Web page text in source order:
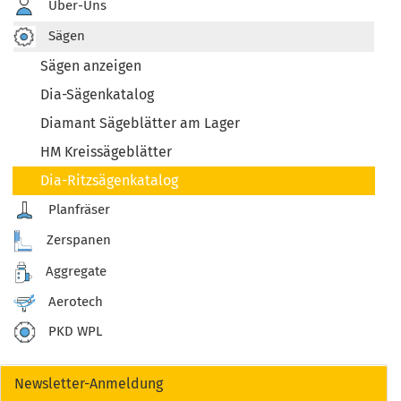
Über-Uns
Sägen
Sägen anzeigen
Dia-Sägenkatalog
Diamant Sägeblätter am Lager
HM Kreissägeblätter
Dia-Ritzsägenkatalog
Planfräser
Zerspanen
Aggregate
Aerotech
PKD WPL
Newsletter-Anmeldung